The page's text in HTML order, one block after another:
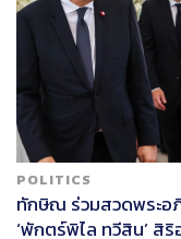
วันวิชิต บุญโปร่ง
ฝ่ายการเมืองยุครัฐ
ประวิตร วงษ์สุวรรณ
ทหารบก ได้แก่
พลเอก ประวิ
ทางการเมืองใ
เทียนทอง กลุ่
พลเอก ประวิต
POLITICS
ทักษิณ ร่วมสวดพระอ
‘พักตร์พิไล ทวีสิน’ สิ